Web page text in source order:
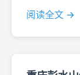
阅读全文 →